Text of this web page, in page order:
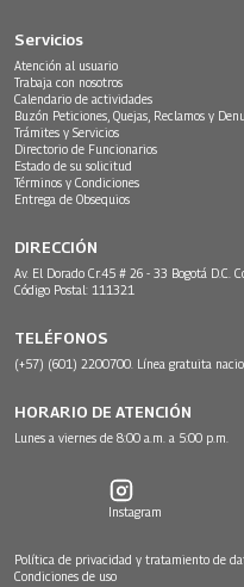
Servicios
Atención al usuario
Trabaja con nosotros
Calendario de actividades
Buzón Peticiones, Quejas, Reclamos y
Trámites y Servicios
Directorio de Funcionarios
Estado de su solicitud
Términos y Condiciones
Entrega de Obsequios
DIRECCIÓN
Av. El Dorado Cr.45 # 26 - 33 Bogotá D.C.
Código Postal: 111321
TELÉFONOS
(+57) (601) 2200700. Línea gratuita
HORARIO DE ATENCIÓN
Lunes a viernes de 8:00 a.m. a 5:00 p.m.
Instagram
Política de privacidad y tratamiento de
Condiciones de uso